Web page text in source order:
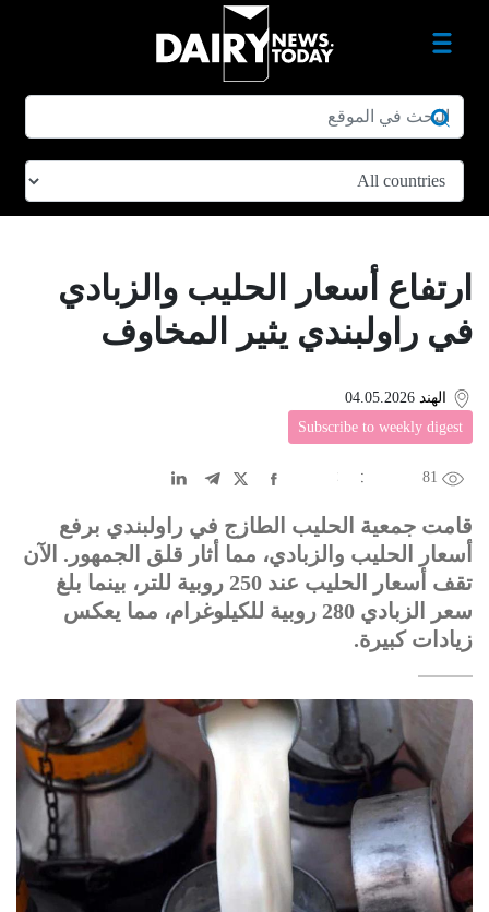
ارتفاع أسعار الحليب والزبادي
في راولبندي يثير المخاوف
الهند 04.05.2026
Subscribe to weekly digest
81
中文
DE عربى
قامت جمعية الحليب الطازج في راولبندي برفع
أسعار الحليب والزبادي، مما أثار قلق الجمهور. الآن
تقف أسعار الحليب عند 250 روبية للتر، بينما بلغ
سعر الزبادي 280 روبية للكيلوغرام، مما يعكس
زيادات كبيرة.